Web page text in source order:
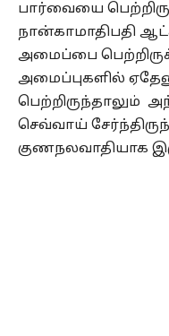
பார்வையை
நான்காமாதிபதி
அமைப்பை
அமைப்புகளில்
பெற்றிருந்தாலும்
செவ்வாய்
குணநலவாதியாக